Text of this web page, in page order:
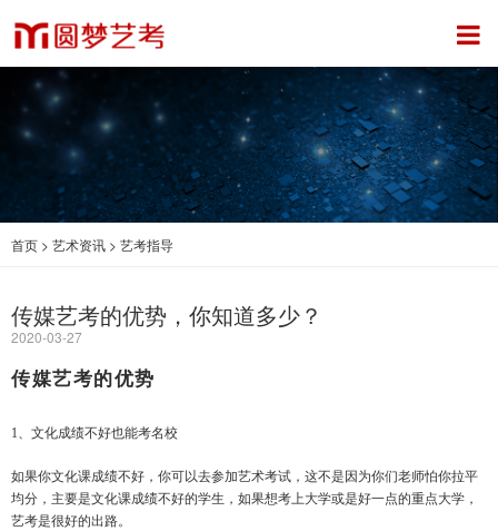
首页 > 艺术资讯 > 艺考指导
传媒艺考的优势，你知道多少？
2020-03-27
传媒艺考的优势
1、文化成绩不好也能考名校
如果你文化课成绩不好，你可以去参加艺术考试，这不是因为你们老师怕你拉平
均分，主要是文化课成绩不好的学生，如果想考上大学或是好一点的重点大学，
艺考是很好的出路。